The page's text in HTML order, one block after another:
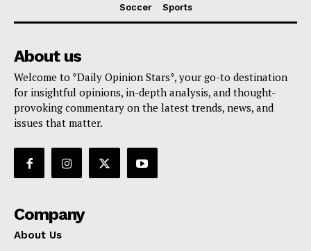
Soccer
Sports
About us
Welcome to *Daily Opinion Stars*, your go-to destination
for insightful opinions, in-depth analysis, and thought-
provoking commentary on the latest trends, news, and
issues that matter.
Company
About Us